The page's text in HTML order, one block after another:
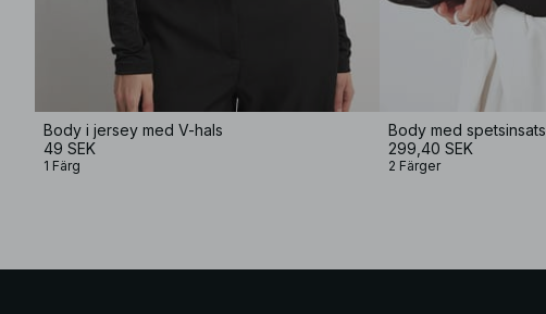
Body i jersey med V-hals
49 SEK
1 Färg
Body med spetsinsats
299,40 SEK
2 Färger